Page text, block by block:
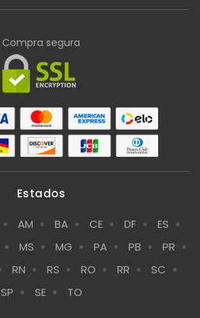
Compra segura
Estados
AM BA CE DF
ES
MS MG PA PB
PR
RN RS RO RR
SC
SP
SE TO